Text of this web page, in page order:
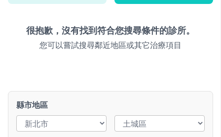
很抱歉，沒有找到符合您搜尋條件的診所。
您可以嘗試搜尋鄰近地區或其它治療項目
縣市地區